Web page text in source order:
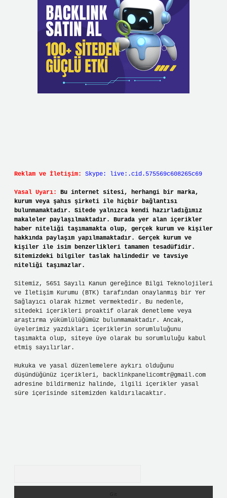
Reklam ve İletişim: Skype: live:.cid.575569c608265c69
Yasal Uyarı:
Bu internet sitesi, herhangi bir marka,
kurum veya şahıs şirketi ile hiçbir bağlantısı
bulunmamaktadır. Sitede yalnızca kendi hazırladığımız
makaleler paylaşılmaktadır. Burada yer alan içerikler
haber niteliği taşımamakta olup, gerçek kurum ve kişiler
hakkında paylaşım yapılmamaktadır. Gerçek kurum ve
kişiler ile isim benzerlikleri tamamen tesadüfidir.
Sitemizdeki bilgiler taslak halindedir ve tavsiye
niteliği taşımazlar.
Sitemiz, 5651 Sayılı Kanun gereğince Bilgi Teknolojileri
ve İletişim Kurumu (BTK) tarafından onaylanmış bir Yer
Sağlayıcı olarak hizmet vermektedir. Bu nedenle,
sitedeki içerikleri proaktif olarak denetleme veya
araştırma yükümlülüğümüz bulunmamaktadır. Ancak,
üyelerimiz yazdıkları içeriklerin sorumluluğunu
taşımakta olup, siteye üye olarak bu sorumluluğu kabul
etmiş sayılırlar.
Hukuka ve yasal düzenlemelere aykırı olduğunu
düşündüğünüz içerikleri, backlinkpanelicomtr@gmail.com
adresine bildirmeniz halinde, ilgili içerikler yasal
süre içerisinde sitemizden kaldırılacaktır.